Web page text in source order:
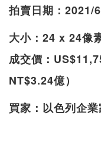
拍賣日期：2021/
大小：24 x 24像
成交價：
NT$3.24億）
買家：以色列企